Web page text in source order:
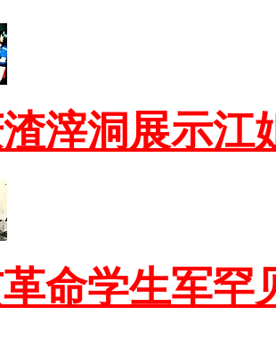
滓洞展示江
命学生军罕